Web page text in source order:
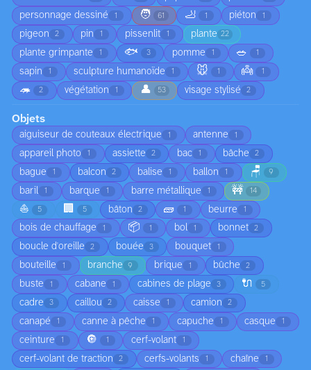
personnage dessiné 1 🧑 61 🦶 1 piéton 1
pigeon 2 pin 1 pissenlit 1 plante 22
plante grimpante 1 🐟 3 pomme 1 🥗 1
sapin 1 sculpture humanoïde 1 🐭 1 👼 1
🦔 2 végétation 1 👤 53 visage stylisé 2
Objets
aiguiseur de couteaux électrique 1 antenne 1
appareil photo 1 assiette 2 bac 1 bâche 2
bague 1 balcon 2 balise 1 ballon 1 🪑 9
baril 1 barque 1 barre métallique 1 🚧 14
⛵ 5 🏢 5 bâton 2 🧱 1 beurre 1
bois de chauffage 1 📦 1 bol 1 bonnet 2
boucle d'oreille 2 bouée 3 bouquet 1
bouteille 1 branche 9 brique 1 bûche 2
buste 1 cabane 1 cabines de plage 3 🔌 5
cadre 3 caillou 2 caisse 1 camion 2
canapé 1 canne à pêche 1 capuche 1 casque 1
ceinture 1 🔘 1 cerf-volant 1
cerf-volant de traction 2 cerfs-volants 1 chaîne 1